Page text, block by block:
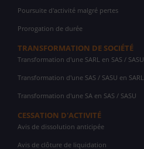
Poursuite d'activité malgré pertes
Prorogation de durée
TRANSFORMATION DE SOCIÉTÉ
Transformation d'une SARL en SAS / SASU
Transformation d'une SAS / SASU en SARL
Transformation d'une SA en SAS / SASU
CESSATION D'ACTIVITÉ
Avis de dissolution anticipée
Avis de clôture de liquidation